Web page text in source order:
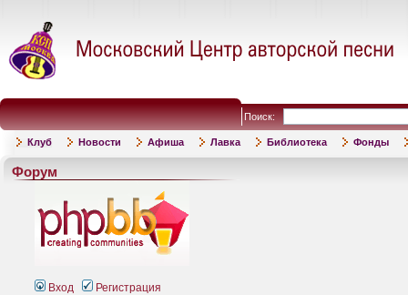
Поиск:
Клуб Новости Афиша Лавка Библиотека Фонды
Форум
Вход Регистрация